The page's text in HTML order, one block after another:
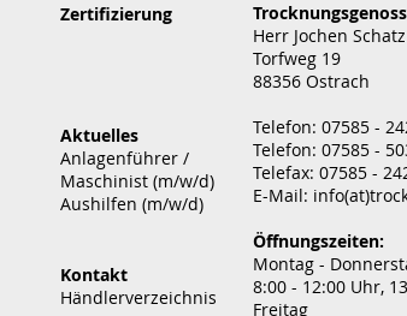
Zertifizierung
Aktuelles
Anlagenführer /
Maschinist (m/w/d)
Aushilfen (m/w/d)
Kontakt
Händlerverzeichnis
Herr Jochen Schatz
Torfweg 19
88356 Ostrach
Telefon: 07585 -
Telefon: 07585 -
Telefax: 07585 -
E-Mail:
Öffnungszeiten:
Montag -
8:00 - 12:00 Uhr,
Freitag